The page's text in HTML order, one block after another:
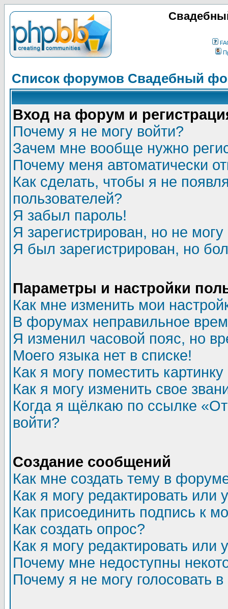
Список форумов Свадебный
Вход на форум и
Почему я не могу войти?
Зачем мне вообще нужно
Почему меня автоматически
Как сделать, чтобы я не
пользователей?
Я забыл пароль!
Я зарегистрирован, но не могу
Я был зарегистрирован, но
Параметры и настройки
Как мне изменить мои
В форумах неправильное
Я изменил часовой пояс, но
Моего языка нет в списке!
Как я могу поместить
Как я могу изменить свое
Когда я щёлкаю по ссылке
войти?
Создание сообщений
Как мне создать тему в
Как я могу редактировать или
Как присоединить подпись к
Как создать опрос?
Как я могу редактировать или
Почему мне недоступны
Почему я не могу голосовать